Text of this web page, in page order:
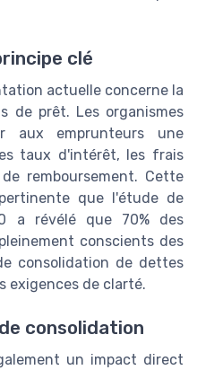
clé
actuelle concerne la
de prêt. Les organismes
aux emprunteurs une
taux d'intérêt, les frais
remboursement. Cette
que l'étude de
a révélé que 70% des
conscients des
consolidation de dettes
exigences de clarté.
consolidation
un impact direct